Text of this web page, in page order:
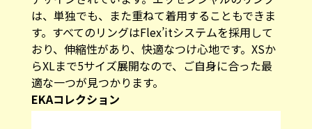
は、単独でも、また重ねて着用することもできま
す。すべてのリングはFlex’itシステムを採用して
おり、伸縮性があり、快適なつけ心地です。XSか
らXLまで5サイズ展開なので、ご自身に合った最
適な一つが見つかります。
EKAコレクション